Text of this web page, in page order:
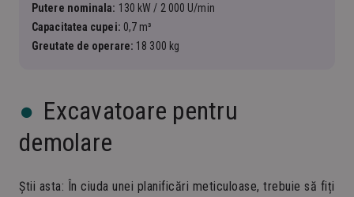
Putere nominala: 130 kW / 2 000 U/min
Capacitatea cupei: 0,7 m³
Greutate de operare: 18 300 kg
Excavatoare pentru
demolare
Știi asta: În ciuda unei planificări meticuloase, trebuie să fiți